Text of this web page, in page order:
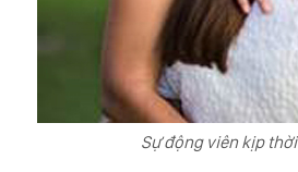
Sự động viên kịp